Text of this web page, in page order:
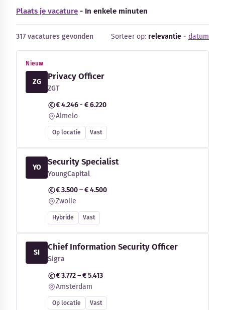
Plaats je vacature - In enkele minuten
317 vacatures gevonden Sorteer op: relevantie - datum
Nieuw
ZG
Privacy Officer
ZGT
€ 4.246 - € 6.220
Almelo
Op locatie Vast
YO
Security Specialist
YoungCapital
€ 3.500 – € 4.500
Zwolle
Hybride Vast
SI
Chief Information Security Officer
Sigra
€ 3.772 – € 5.413
Amsterdam
Op locatie Vast